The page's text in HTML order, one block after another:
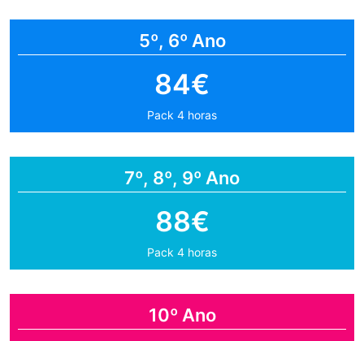
5º, 6º Ano
84€
Pack 4 horas
7º, 8º, 9º Ano
88€
Pack 4 horas
10º Ano